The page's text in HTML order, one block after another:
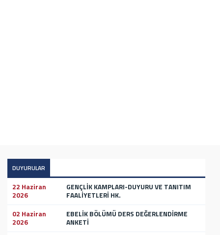
DUYURULAR
22 Haziran
2026
GENÇLİK KAMPLARI-DUYURU VE TANITIM
FAALİYETLERİ HK.
02 Haziran
2026
EBELİK BÖLÜMÜ DERS DEĞERLENDİRME
ANKETİ